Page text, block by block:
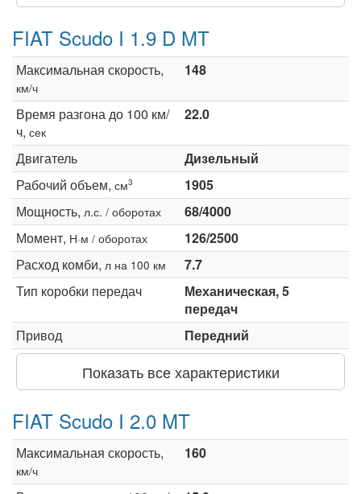
FIAT Scudo I 1.9 D MT
Максимальная скорость,
км/ч
148
Время разгона до 100 км/
ч, сек
22.0
Двигатель
Дизельный
Рабочий объем, см3
1905
Мощность, л.с. / оборотах
68/4000
Момент, Н·м / оборотах
126/2500
Расход комби, л на 100 км
7.7
Тип коробки передач
Механическая, 5
передач
Привод
Передний
Показать все характеристики
FIAT Scudo I 2.0 MT
Максимальная скорость,
км/ч
160